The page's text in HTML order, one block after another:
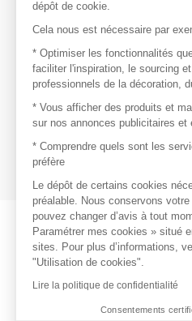
Découvrir
Les produits
S'inspirer
Inspiration et
Contacter
dépôt de cookie.
Cela nous est nécessaire par
* Optimiser les fonctionnalités
faciliter l'inspiration, le sourcing
professionnels de la décoration,
* Vous afficher des produits et
sur nos annonces publicitaires et
* Comprendre quels sont les
préfère
Le dépôt de certains cookies
préalable. Nous conservons
pouvez changer d’avis à tout
Paramétrer mes cookies » situé
sites. Pour plus d’informations,
"Utilisation de cookies".
Lire la politique de confidentialité
Consentements